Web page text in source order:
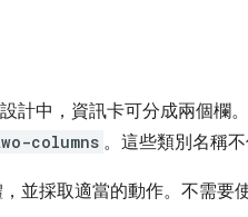
計中，資訊卡可分成兩個欄
columns 。這些類別名稱
並採取適當的動作。不需要